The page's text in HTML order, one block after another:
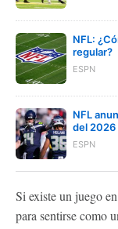
NFL:
regular?
ESPN
NFL
del 2026
ESPN
Si existe un juego
para sentirse como